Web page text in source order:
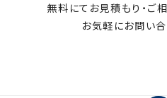
無料にてお見積もり・ご
お気軽にお問い合